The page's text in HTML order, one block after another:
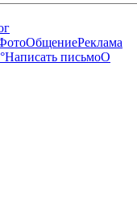
ОбщениеРеклама
Написать письмоО